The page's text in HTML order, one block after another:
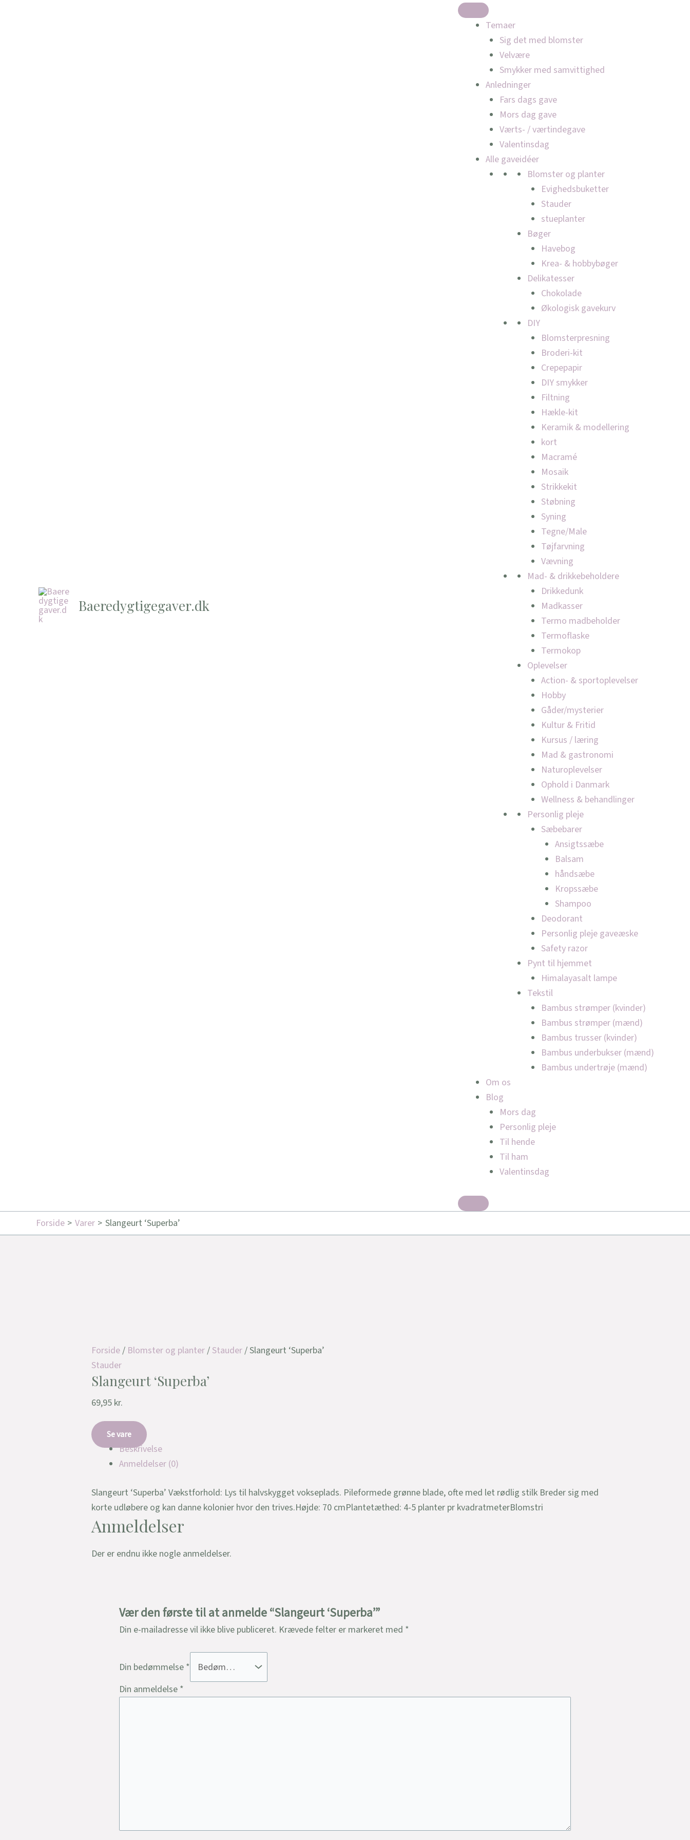
Baeredygtigegaver.dk
Temaer
Sig det med blomster
Velvære
Smykker med samvittighed
Anledninger
Fars dags gave
Mors dag gave
Værts- / værtindegave
Valentinsdag
Alle gaveidéer
Blomster og planter
Evighedsbuketter
Stauder
stueplanter
Bøger
Havebog
Krea- & hobbybøger
Delikatesser
Chokolade
Økologisk gavekurv
DIY
Blomsterpresning
Broderi-kit
Crepepapir
DIY smykker
Filtning
Hækle-kit
Keramik & modellering
kort
Macramé
Mosaik
Strikkekit
Støbning
Syning
Tegne/Male
Tøjfarvning
Vævning
Mad- & drikkebeholdere
Drikkedunk
Madkasser
Termo madbeholder
Termoflaske
Termokop
Oplevelser
Action- & sportoplevelser
Hobby
Gåder/mysterier
Kultur & Fritid
Kursus / læring
Mad & gastronomi
Naturoplevelser
Ophold i Danmark
Wellness & behandlinger
Personlig pleje
Sæbebarer
Ansigtssæbe
Balsam
håndsæbe
Kropssæbe
Shampoo
Deodorant
Personlig pleje gaveæske
Safety razor
Pynt til hjemmet
Himalayasalt lampe
Tekstil
Bambus strømper (kvinder)
Bambus strømper (mænd)
Bambus trusser (kvinder)
Bambus underbukser (mænd)
Bambus undertrøje (mænd)
Om os
Blog
Mors dag
Personlig pleje
Til hende
Til ham
Valentinsdag
Forside Varer Slangeurt ‘Superba’
Forside/ Blomster og planter/ Stauder/ Slangeurt ‘Superba’
Stauder
Slangeurt ‘Superba’
69,95 kr.
Se vare
Beskrivelse
Anmeldelser (0)
Slangeurt ‘Superba’ Vækstforhold: Lys til halvskygget vokseplads. Pileformede grønne blade, ofte med let rødlig stilk Breder sig med
korte udløbere og kan danne kolonier hvor den trives.Højde: 70 cmPlantetæthed: 4-5 planter pr kvadratmeterBlomstri
Anmeldelser
Der er endnu ikke nogle anmeldelser.
Vær den første til at anmelde “Slangeurt ‘Superba’”
Din e-mailadresse vil ikke blive publiceret. Krævede felter er markeret med *
Din bedømmelse *
Din anmeldelse *